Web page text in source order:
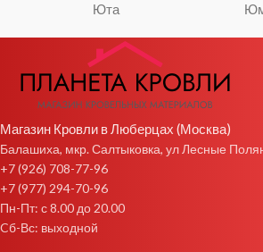
Юта
Магазин Кровли в Люберцах (Москва)
Балашиха, мкр. Салтыковка, ул Лесные
+7 (926) 708-77-96
+7 (977) 294-70-96
Пн-Пт: с 8.00 до 20.00
Cб-Вс: выходной